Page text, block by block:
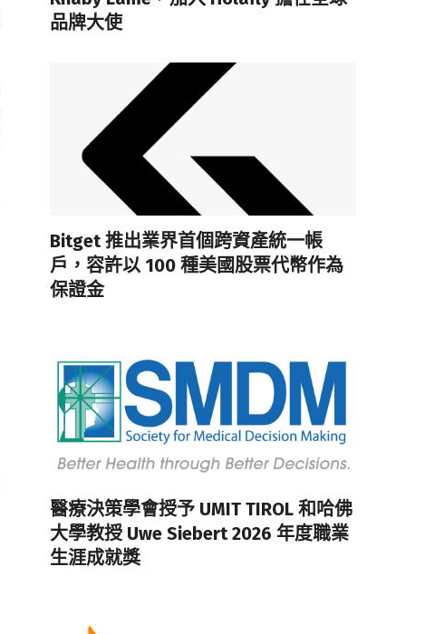
品牌大使
Bitget 推出業界首個跨資產統一帳
戶，容許以 100 種美國股票代幣作為
保證金
醫療決策學會授予 UMIT TIROL 和哈佛
大學教授 Uwe Siebert 2026 年度職業
生涯成就獎